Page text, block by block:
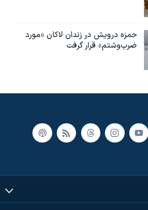
حمزه درویش در زندان لاکان «مورد
ضرب‌وشتم» قرار گرفت